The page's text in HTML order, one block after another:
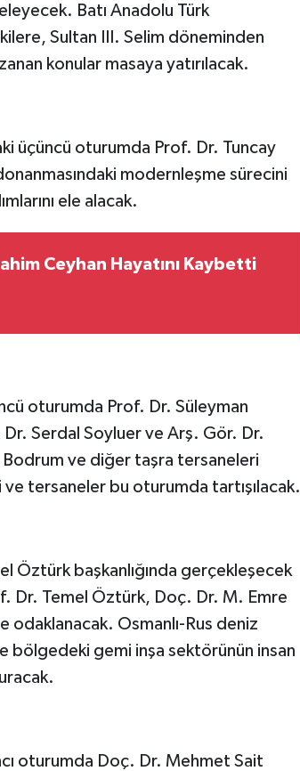
Batı Anadolu Türk
Sultan III. Selim döneminden
konular masaya yatırılacak.
üçüncü oturumda Prof. Dr. Tuncay
modernleşme sürecini
ele alacak.
Ceyhan Hayatını Kaybetti
oturumda Prof. Dr. Süleyman
Serdal Soyluer ve Arş. Gör. Dr.
ve diğer taşra tersaneleri
tersaneler bu oturumda tartışılacak.
Öztürk başkanlığında gerçekleşecek
Dr. Temel Öztürk, Doç. Dr. M. Emre
odaklanacak. Osmanlı-Rus deniz
bölgedeki gemi inşa sektörünün insan
oturumda Doç. Dr. Mehmet Sait